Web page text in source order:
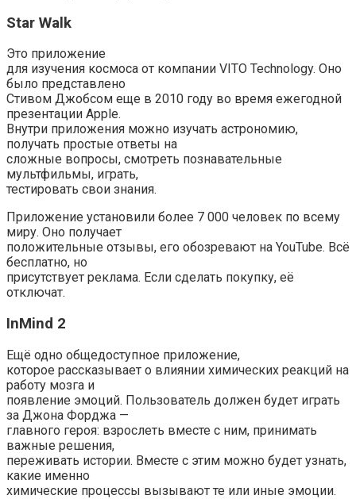
Star Walk
Это приложение
для изучения космоса от компании VITO Technology. Оно
было представлено
Стивом Джобсом еще в 2010 году во время ежегодной
презентации Apple.
Внутри приложения можно изучать астрономию,
получать простые ответы на
сложные вопросы, смотреть познавательные
мультфильмы, играть,
тестировать свои знания.
Приложение установили более 7 000 человек по всему
миру. Оно получает
положительные отзывы, его обозревают на YouTube. Всё
бесплатно, но
присутствует реклама. Если сделать покупку, её
отключат.
InMind 2
Ещё одно общедоступное приложение,
которое рассказывает о влиянии химических реакций на
работу мозга и
появление эмоций. Пользователь должен будет играть
за Джона Форджа —
главного героя: взрослеть вместе с ним, принимать
важные решения,
переживать истории. Вместе с этим можно будет узнать,
какие именно
химические процессы вызывают те или иные эмоции.